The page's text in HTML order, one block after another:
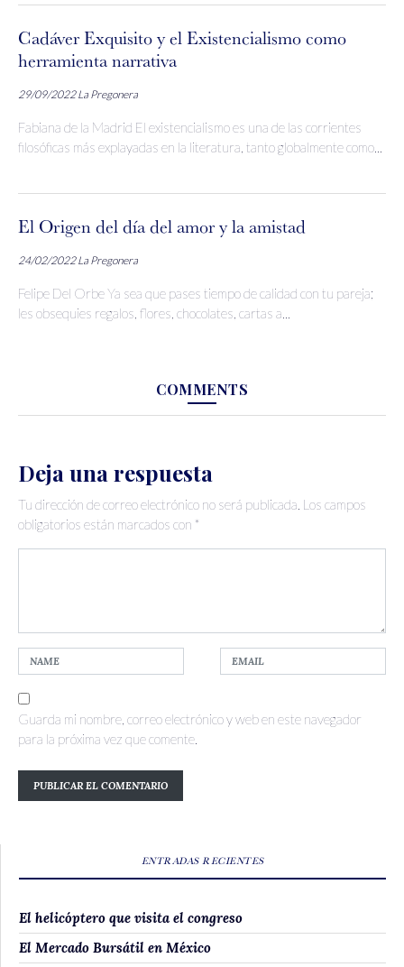
Cadáver Exquisito y el Existencialismo como
herramienta narrativa
29/09/2022 La Pregonera
Fabiana de la Madrid El existencialismo es una de las corrientes
filosóficas más explayadas en la literatura, tanto globalmente como...
El Origen del día del amor y la amistad
24/02/2022 La Pregonera
Felipe Del Orbe Ya sea que pases tiempo de calidad con tu pareja;
les obsequies regalos, flores, chocolates, cartas a...
COMMENTS
Deja una respuesta
Tu dirección de correo electrónico no será publicada. Los campos
obligatorios están marcados con *
Guarda mi nombre, correo electrónico y web en este navegador
para la próxima vez que comente.
ENTRADAS RECIENTES
El helicóptero que visita el congreso
El Mercado Bursátil en México